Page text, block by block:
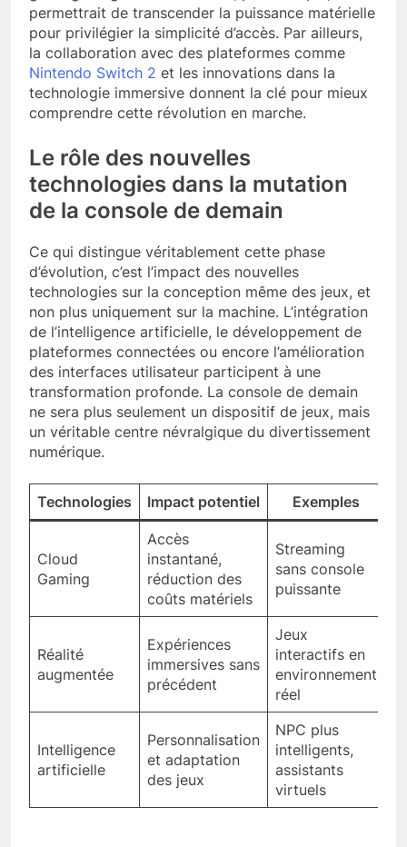
permettrait de transcender la puissance matérielle
pour privilégier la simplicité d’accès. Par ailleurs,
la collaboration avec des plateformes comme
Nintendo Switch 2 et les innovations dans la
technologie immersive donnent la clé pour mieux
comprendre cette révolution en marche.
Le rôle des nouvelles
technologies dans la mutation
de la console de demain
Ce qui distingue véritablement cette phase
d’évolution, c’est l’impact des nouvelles
technologies sur la conception même des jeux, et
non plus uniquement sur la machine. L’intégration
de l’intelligence artificielle, le développement de
plateformes connectées ou encore l’amélioration
des interfaces utilisateur participent à une
transformation profonde. La console de demain
ne sera plus seulement un dispositif de jeux, mais
un véritable centre névralgique du divertissement
numérique.
Technologies Impact potentiel Exemples
Cloud
Gaming
Accès
instantané,
réduction des
coûts matériels
Streaming
sans console
puissante
Réalité
augmentée
Expériences
immersives sans
précédent
Jeux
interactifs en
environnement
réel
Intelligence
artificielle
Personnalisation
et adaptation
des jeux
NPC plus
intelligents,
assistants
virtuels